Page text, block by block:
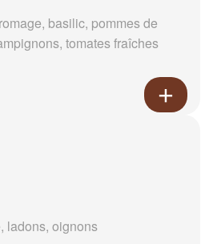
basilic, pommes de
tomates fraîches
ladons, oignons